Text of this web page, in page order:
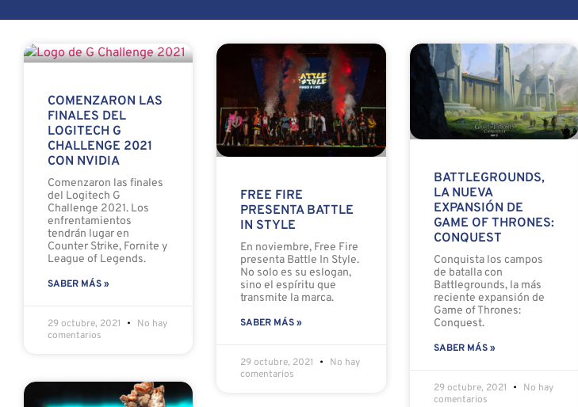
COMENZARON LAS
FINALES DEL
LOGITECH G
CHALLENGE 2021
CON NVIDIA
Comenzaron las finales
del Logitech G
Challenge 2021. Los
enfrentamientos
tendrán lugar en
Counter Strike, Fornite y
League of Legends.
SABER MÁS »
29 octubre, 2021
No hay
comentarios
FREE FIRE
PRESENTA BATTLE
IN STYLE
En noviembre, Free Fire
presenta Battle In Style.
No solo es su eslogan,
sino el espíritu que
transmite la marca.
SABER MÁS »
29 octubre, 2021
No hay
comentarios
BATTLEGROUNDS,
LA NUEVA
EXPANSIÓN DE
GAME OF THRONES:
CONQUEST
Conquista los campos
de batalla con
Battlegrounds, la más
reciente expansión de
Game of Thrones:
Conquest.
SABER MÁS »
29 octubre, 2021
No hay
comentarios